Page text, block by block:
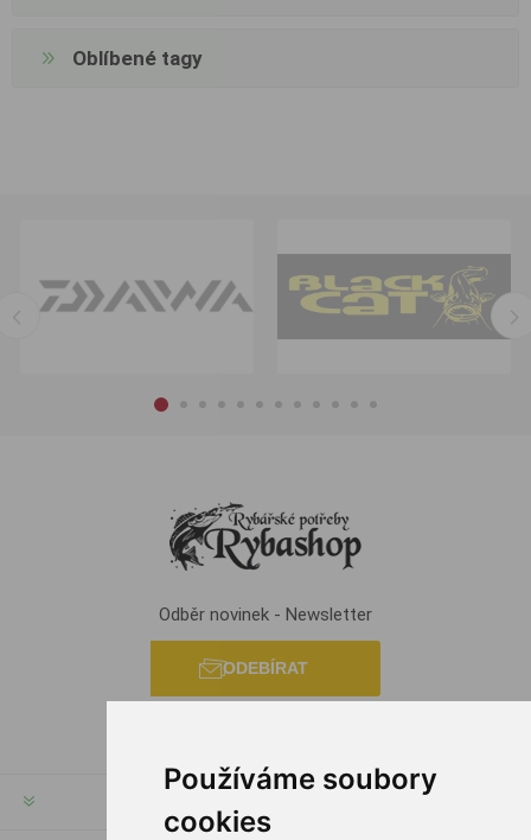
Používáme soubory
cookies
Oblíbené tagy
Odběr novinek - Newsletter
ODEBÍRAT